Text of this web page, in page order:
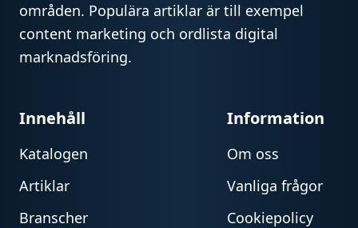
områden. Populära artiklar är till exempel
content marketing och ordlista digital
marknadsföring.
Innehåll
Katalogen
Artiklar
Branscher
Information
Om oss
Vanliga frågor
Cookiepolicy